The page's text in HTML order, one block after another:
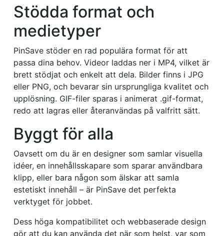
Stödda format och
medietyper
PinSave stöder en rad populära format för att
passa dina behov. Videor laddas ner i MP4, vilket är
brett stödjat och enkelt att dela. Bilder finns i JPG
eller PNG, och bevarar sin ursprungliga kvalitet och
upplösning. GIF-filer sparas i animerat .gif-format,
redo att lagras eller återanvändas på valfritt sätt.
Byggt för alla
Oavsett om du är en designer som samlar visuella
idéer, en innehållsskapare som sparar användbara
klipp, eller bara någon som älskar att samla
estetiskt innehåll – är PinSave det perfekta
verktyget för jobbet.
Dess höga kompatibilitet och webbaserade design
gör att du kan använda det när som helst, var som